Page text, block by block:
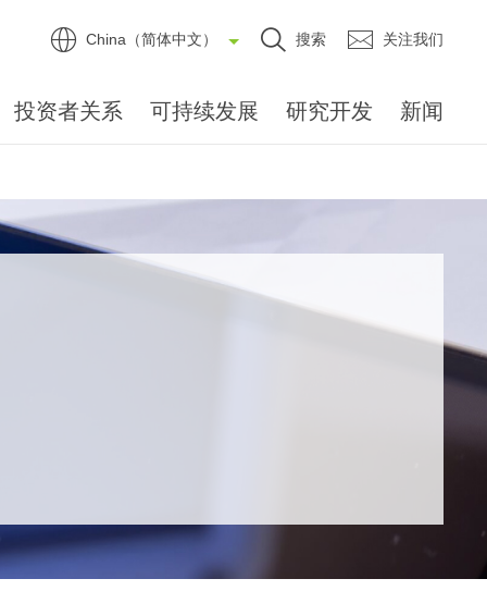
China（简体中文） 搜索 关注我们
投资者关系 可持续发展 研究开发 新闻